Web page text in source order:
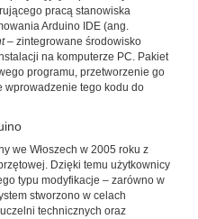
pracą stanowiska
Arduino IDE (ang.
– zintegrowane środowisko
na komputerze PC. Pakiet
programu, przetworzenie go
wprowadzenie tego kodu do
we Włoszech w 2005 roku z
Dzięki temu użytkownicy
typu modyfikacje – zarówno w
stworzono w celach
technicznych oraz